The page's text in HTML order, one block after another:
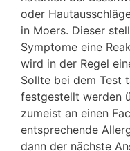
oder
in Moers. Dieser
Symptome eine
wird in der Regel
Sollte bei dem Test
festgestellt werden
zumeist an einen
entsprechende
dann der nächste